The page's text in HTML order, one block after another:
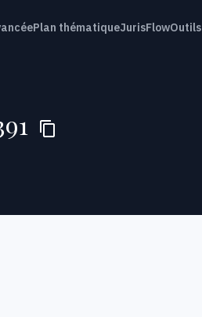
Plan thématiqueJurisFlowOutils